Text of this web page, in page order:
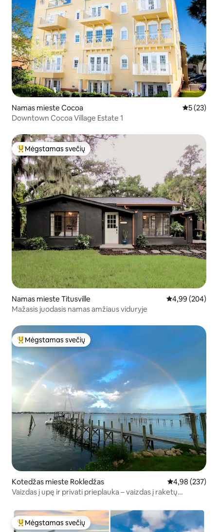
Namas mieste Cocoa Vidutinis
5 (23)
Downtown Cocoa Village Estate 1
Svečių mėgstamiausias
Mėgstamas svečių
Namas mieste Titusville Vidutinis
4,99 (204)
Mažasis juodasis namas amžiaus viduryje
Svečių mėgstamiausias
Mėgstamas svečių
Kotedžas mieste Rokledžas Vidutinis
4,98 (237)
Vaizdas į upę ir privati prieplauka – vaizdas į raketų
Svečių mėgstamiausias
Mėgstamas svečių